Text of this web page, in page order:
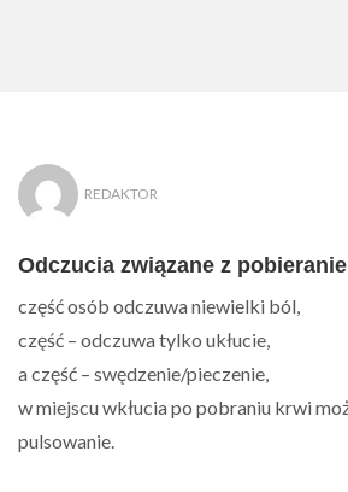
REDAKTOR
Odczucia związane z
część osób odczuwa niewielki ból,
część – odczuwa tylko ukłucie,
a część – swędzenie/pieczenie,
w miejscu wkłucia po pobraniu krwi
pulsowanie.